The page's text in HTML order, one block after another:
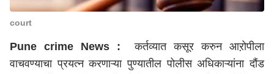
court
Pune crime News :कर्तव्यात कसूर करुन आऱोपीला
वाचवण्याचा प्रयत्न करणाऱ्या पुण्यातील पोलीस अधिकाऱ्यांना दौंड